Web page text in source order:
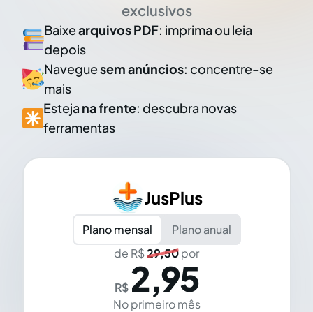
exclusivos
Baixearquivos PDF: imprima ou leia
depois
Naveguesem anúncios: concentre-se
mais
Esteja na frente: descubra novas
ferramentas
JusPlus
Plano mensal
Plano anual
de R$29,50por
R$ 2,95
No primeiro mês